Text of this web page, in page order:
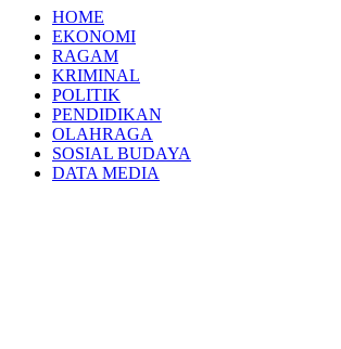
HOME
EKONOMI
RAGAM
KRIMINAL
POLITIK
PENDIDIKAN
OLAHRAGA
SOSIAL BUDAYA
DATA MEDIA